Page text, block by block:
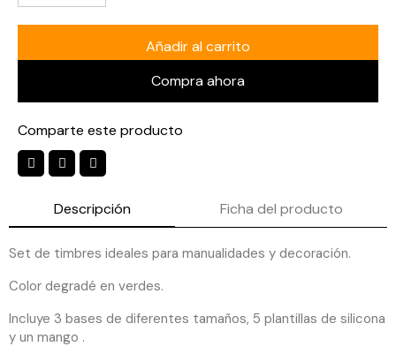
Añadir al carrito
Compra ahora
Comparte este producto
Descripción Ficha del producto
Set de timbres ideales para manualidades y decoración.
Color degradé en verdes.
Incluye 3 bases de diferentes tamaños, 5 plantillas de silicona
y un mango .